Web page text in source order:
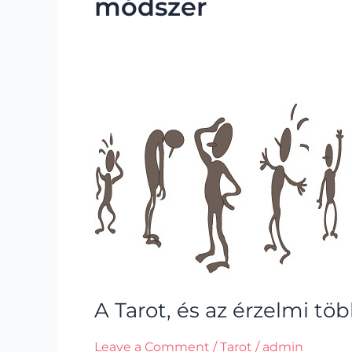
módszer
A Tarot, és az érzelmi
Leave a Comment /Tarot / admin
és
az
érzelmi
többlet